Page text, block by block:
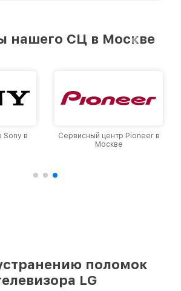
повышая уровень доверия
нашего СЦ в Москве
Sony в
Сервисный центр Pioneer в
Москве
поломок
LG